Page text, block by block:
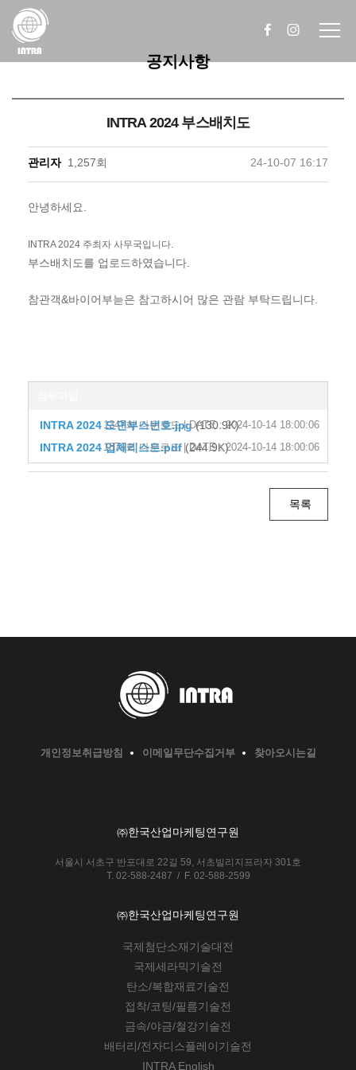
공지사항
INTRA 2024 부스배치도
관리자 1,257회 24-10-07 16:17
안녕하세요.
INTRA 2024 주최자 사무국입니다.
부스배치도를 업로드하였습니다.
참관객&바이어부늗은 참고하시어 많은 관람 부탁드립니다.
INTRA 2024 도면부스번호.jpg(130.9K)
1347회 다운로드 | DATE : 2024-10-14 18:00:06
INTRA 2024 업체리스트.pdf (244.9K)
1876회 다운로드 | DATE : 2024-10-14 18:00:06
목록
개인정보취급방침 이메일무단수집거부 찾아오시는길
㈜한국산업마케팅연구원
서울시 서초구 반포대로 22길 59, 서초빌리지프라자 301호
T. 02-588-2487 / F. 02-588-2599
㈜한국산업마케팅연구원
국제첨단소재기술대전
국제세라믹기술전
탄소/복합재료기술전
접착/코팅/필름기술전
금속/야금/철강기술전
배터리/전자디스플레이기술전
INTRA English